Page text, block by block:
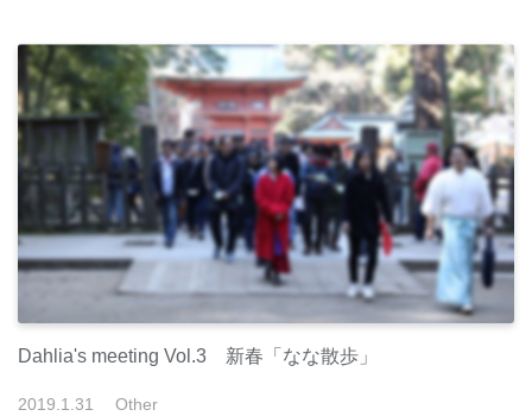
Dahlia's meeting Vol.3 新春「なな散歩」
2019 1 31 Other